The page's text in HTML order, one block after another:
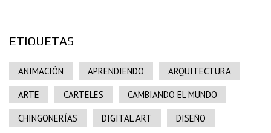
ETIQUETAS
ANIMACIÓN APRENDIENDO ARQUITECTURA
ARTE CARTELES CAMBIANDO EL MUNDO
CHINGONERÍAS DIGITAL ART DISEÑO